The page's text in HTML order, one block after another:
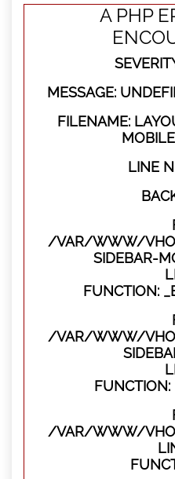
A PHP
MESSAGE:
FILENAME:
LINE
/VAR/WWW/
SIDEBAR-
FUNCTION:
/VAR/WWW/
FUNCTION:
/VAR/WWW/